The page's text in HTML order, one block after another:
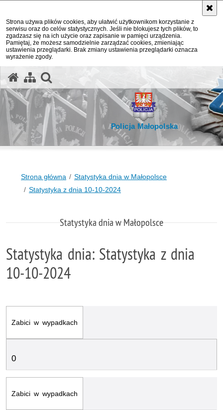
Strona używa plików cookies, aby ułatwić użytkownikom korzystanie z
serwisu oraz do celów statystycznych. Jeśli nie blokujesz tych plików, to
zgadzasz się na ich użycie oraz zapisanie w pamięci urządzenia.
Pamiętaj, że możesz samodzielnie zarządzać cookies, zmieniając
ustawienia przeglądarki. Brak zmiany ustawienia przeglądarki oznacza
wyrażenie zgody.
Policja Małopolska
Strona główna
Statystyka dnia w Małopolsce
Statystyka z dnia 10-10-2024
Statystyka dnia w Małopolsce
Statystyka dnia: Statystyka z dnia
10-10-2024
Zabici w wypadkach
0
Zabici w wypadkach